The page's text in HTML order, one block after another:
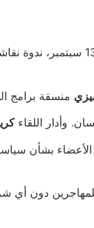
مساء الأربعاء 13
بيزي منسقة برامج
وأدار اللقاء
الأعضاء بشأن
تمويل الدول